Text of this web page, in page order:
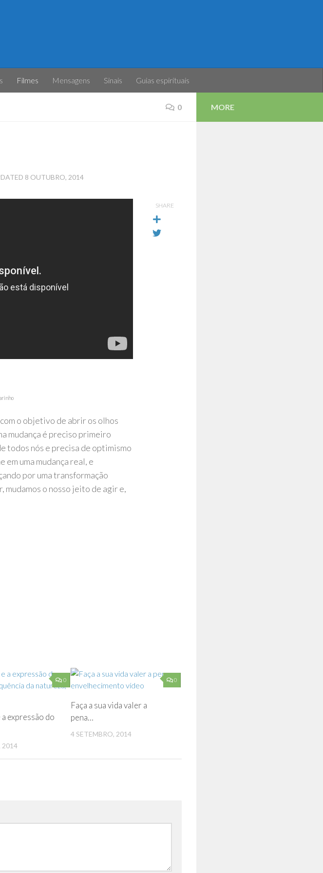
Filmes Mensagens Sinais Guias espirituais
0
8 OUTUBRO, 2014
o objetivo de abrir os olhos
mudança é preciso primeiro
todos nós e precisa de optimismo
em uma mudança real, e
por uma transformação
mudamos o nosso jeito de agir e,
SHARE
0
expressão do
2014
0
Faça a sua vida valer a
pena…
4 SETEMBRO, 2014
MORE